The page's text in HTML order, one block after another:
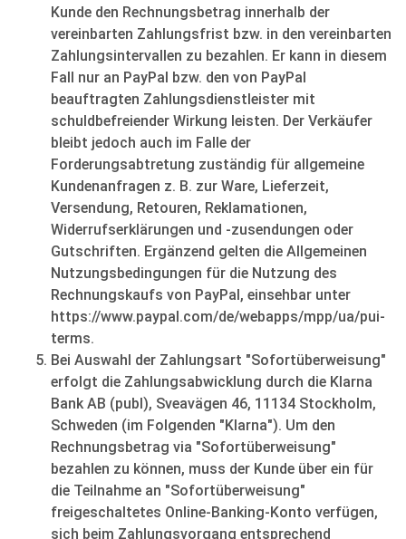
Kunde den Rechnungsbetrag innerhalb der
vereinbarten Zahlungsfrist bzw. in den vereinbarten
Zahlungsintervallen zu bezahlen. Er kann in diesem
Fall nur an PayPal bzw. den von PayPal
beauftragten Zahlungsdienstleister mit
schuldbefreiender Wirkung leisten. Der Verkäufer
bleibt jedoch auch im Falle der
Forderungsabtretung zuständig für allgemeine
Kundenanfragen z. B. zur Ware, Lieferzeit,
Versendung, Retouren, Reklamationen,
Widerrufserklärungen und -zusendungen oder
Gutschriften. Ergänzend gelten die Allgemeinen
Nutzungsbedingungen für die Nutzung des
Rechnungskaufs von PayPal, einsehbar unter
https://www.paypal.com/de/webapps/mpp/ua/pui-
terms.
Bei Auswahl der Zahlungsart "Sofortüberweisung"
erfolgt die Zahlungsabwicklung durch die Klarna
Bank AB (publ), Sveavägen 46, 11134 Stockholm,
Schweden (im Folgenden "Klarna"). Um den
Rechnungsbetrag via "Sofortüberweisung"
bezahlen zu können, muss der Kunde über ein für
die Teilnahme an "Sofortüberweisung"
freigeschaltetes Online-Banking-Konto verfügen,
sich beim Zahlungsvorgang entsprechend